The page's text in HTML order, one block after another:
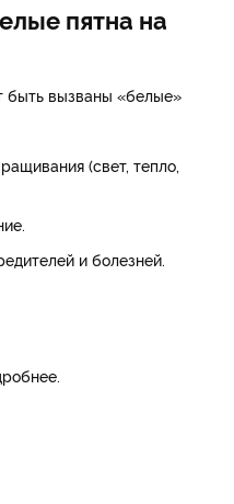
пятна на
быть вызваны «белые»
(свет, тепло,
и болезней.